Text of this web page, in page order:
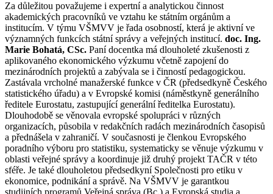
Za důležitou považujeme i expertní a analytickou činnost
akademických pracovníků ve vztahu ke státním orgánům a
institucím. V týmu VŠMVV je řada osobností, která je aktivní ve
významných funkcích státní správy a veřejných institucí. doc. Ing.
Marie Bohatá, CSc. Paní docentka má dlouholeté zkušenosti z
aplikovaného ekonomického výzkumu včetně zapojení do
mezinárodních projektů a zabývala se i činností pedagogickou.
Zastávala vrcholné manažerské funkce v ČR (předsedkyně Českého
statistického úřadu) a v Evropské komisi (náměstkyně generálního
ředitele Eurostatu, zastupující generální ředitelka Eurostatu).
Dlouhodobě se věnovala evropské spolupráci v různých
organizacích, působila v redakčních radách mezinárodních časopisů
a přednášela v zahraničí. V současnosti je členkou Evropského
poradního výboru pro statistiku, systematicky se věnuje výzkumu v
oblasti veřejné správy a koordinuje již druhý projekt TAČR v této
sféře. Je také dlouholetou předsedkyní Společnosti pro etiku v
ekonomice, podnikání a správě. Na VŠMVV je garantkou
studijních programů Veřejná správa (Bc.) a Evropská studia a